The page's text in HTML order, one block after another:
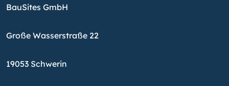
BauSites GmbH
Große Wasserstraße 22
19053 Schwerin